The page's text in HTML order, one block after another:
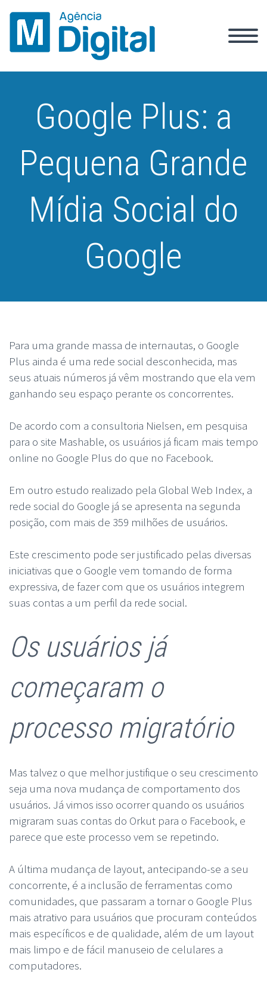
Google Plus: a
Pequena Grande
Mídia Social do
Google
Para uma grande massa de internautas, o Google
Plus ainda é uma rede social desconhecida, mas
seus atuais números já vêm mostrando que ela vem
ganhando seu espaço perante os concorrentes.
De acordo com a consultoria Nielsen, em pesquisa
para o site Mashable, os usuários já ficam mais tempo
online no Google Plus do que no Facebook.
Em outro estudo realizado pela Global Web Index, a
rede social do Google já se apresenta na segunda
posição, com mais de 359 milhões de usuários.
Este crescimento pode ser justificado pelas diversas
iniciativas que o Google vem tomando de forma
expressiva, de fazer com que os usuários integrem
suas contas a um perfil da rede social.
Os usuários já
começaram o
processo migratório
Mas talvez o que melhor justifique o seu crescimento
seja uma nova mudança de comportamento dos
usuários. Já vimos isso ocorrer quando os usuários
migraram suas contas do Orkut para o Facebook, e
parece que este processo vem se repetindo.
A última mudança de layout, antecipando-se a seu
concorrente, é a inclusão de ferramentas como
comunidades, que passaram a tornar o Google Plus
mais atrativo para usuários que procuram conteúdos
mais específicos e de qualidade, além de um layout
mais limpo e de fácil manuseio de celulares a
computadores.